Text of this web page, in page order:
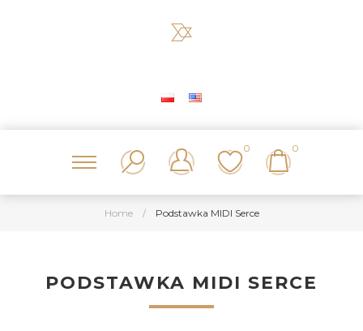
0 0
Home / Podstawka MIDI Serce
PODSTAWKA MIDI SERCE